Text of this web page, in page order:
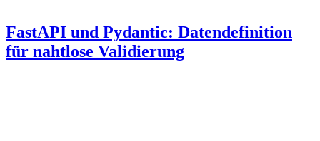
FastAPI und Pydantic: Datendefinition
für nahtlose Validierung